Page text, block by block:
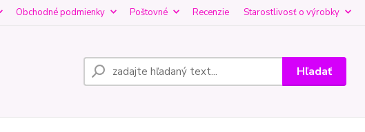
Obchodné podmienky Poštovné Recenzie Starostlivosť o výrobky
Hľadať